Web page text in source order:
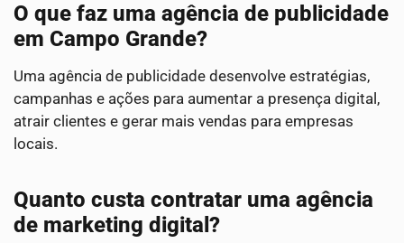
O que faz uma agência de publicidade
em Campo Grande?
Uma agência de publicidade desenvolve estratégias,
campanhas e ações para aumentar a presença digital,
atrair clientes e gerar mais vendas para empresas
locais.
Quanto custa contratar uma agência
de marketing digital?